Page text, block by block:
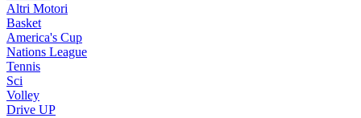
Altri Motori
Basket
America's Cup
Nations League
Tennis
Sci
Volley
Drive UP